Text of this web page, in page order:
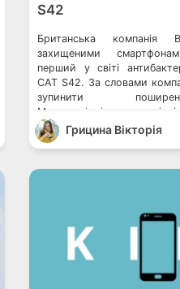
S42
Британська
захищеними
перший у світі
CAT S42. За словами
зупинити
Модель відрізняється
своєю універсальністю.
нові цифрові рішення для
громадських місць У
Грицина Вікторія